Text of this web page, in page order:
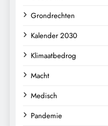
Grondrechten
Kalender 2030
Klimaatbedrog
Macht
Medisch
Pandemie